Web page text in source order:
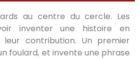
au centre du cercle. Les
inventer une histoire en
contribution. Un premier
foulard, et invente une phrase